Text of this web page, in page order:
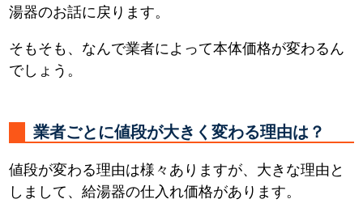
湯器のお話に戻ります。
そもそも、なんで業者によって本体価格が変わるん
でしょう。
業者ごとに値段が大きく変わる理由は？
値段が変わる理由は様々ありますが、大きな理由と
しまして、給湯器の仕入れ価格があります。